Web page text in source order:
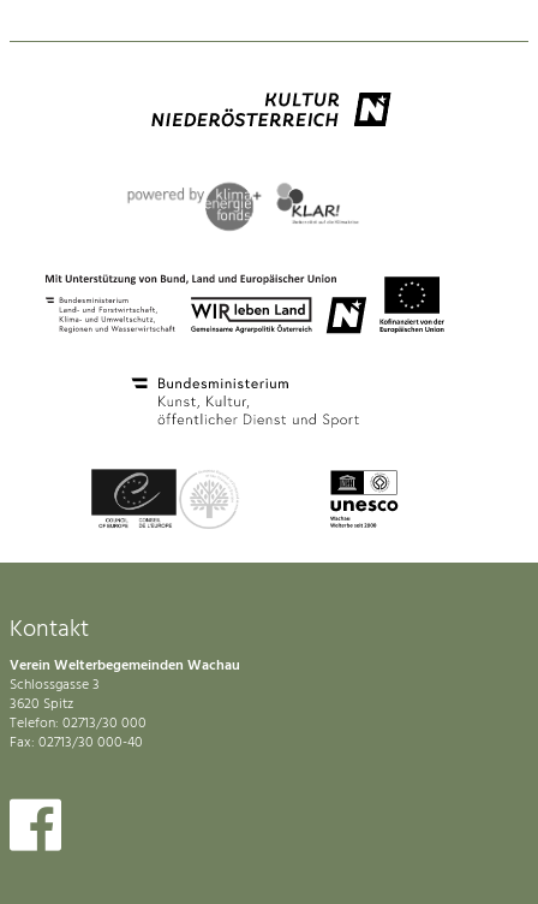
Kontakt
Verein Welterbegemeinden Wachau
Schlossgasse 3
3620 Spitz
Telefon: 02713/30 000
Fax: 02713/30 000-40